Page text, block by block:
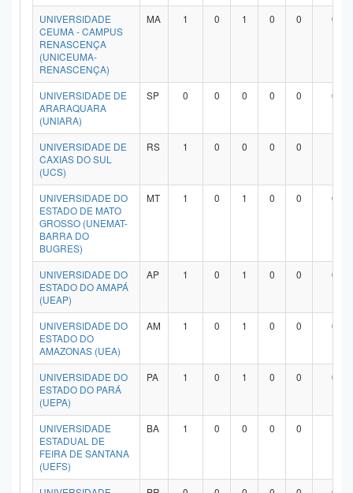
UNIVERSIDADE
CEUMA - CAMPUS
RENASCENÇA
(UNICEUMA-
RENASCENÇA)
MA 1 0 1 0 0 0
UNIVERSIDADE DE
ARARAQUARA
(UNIARA)
SP 0 0 0 0 0 0
UNIVERSIDADE DE
CAXIAS DO SUL
(UCS)
RS 1 0 0 0 0
UNIVERSIDADE DO
ESTADO DE MATO
GROSSO (UNEMAT-
BARRA DO
BUGRES)
MT 1 0 1 0 0 0
UNIVERSIDADE DO
ESTADO DO AMAPÁ
(UEAP)
AP 1 0 1 0 0 0
UNIVERSIDADE DO
ESTADO DO
AMAZONAS (UEA)
AM 1 0 1 0 0 0
UNIVERSIDADE DO
ESTADO DO PARÁ
(UEPA)
PA 1 0 1 0 0 0
UNIVERSIDADE
ESTADUAL DE
FEIRA DE SANTANA
(UEFS)
BA 1 0 0 0 0